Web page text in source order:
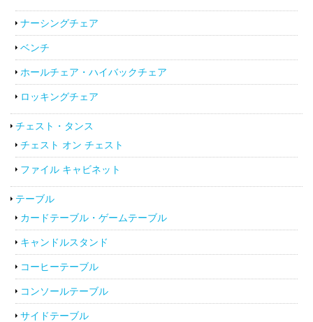
ナーシングチェア
ベンチ
ホールチェア・ハイバックチェア
ロッキングチェア
チェスト・タンス
チェスト オン チェスト
ファイル キャビネット
テーブル
カードテーブル・ゲームテーブル
キャンドルスタンド
コーヒーテーブル
コンソールテーブル
サイドテーブル